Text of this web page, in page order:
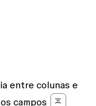
entre colunas e
campos